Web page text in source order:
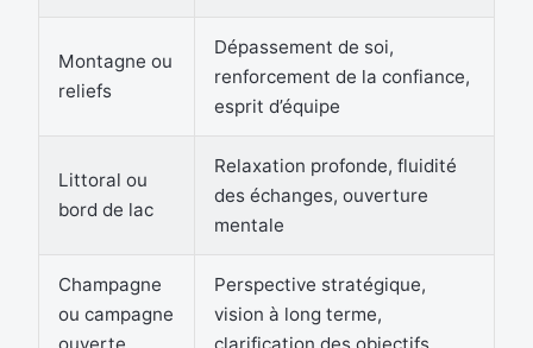
Montagne ou
reliefs
Dépassement de soi,
renforcement de la confiance,
esprit d’équipe
Littoral ou
bord de lac
Relaxation profonde, fluidité
des échanges, ouverture
mentale
Champagne
ou campagne
Perspective stratégique,
vision à long terme,